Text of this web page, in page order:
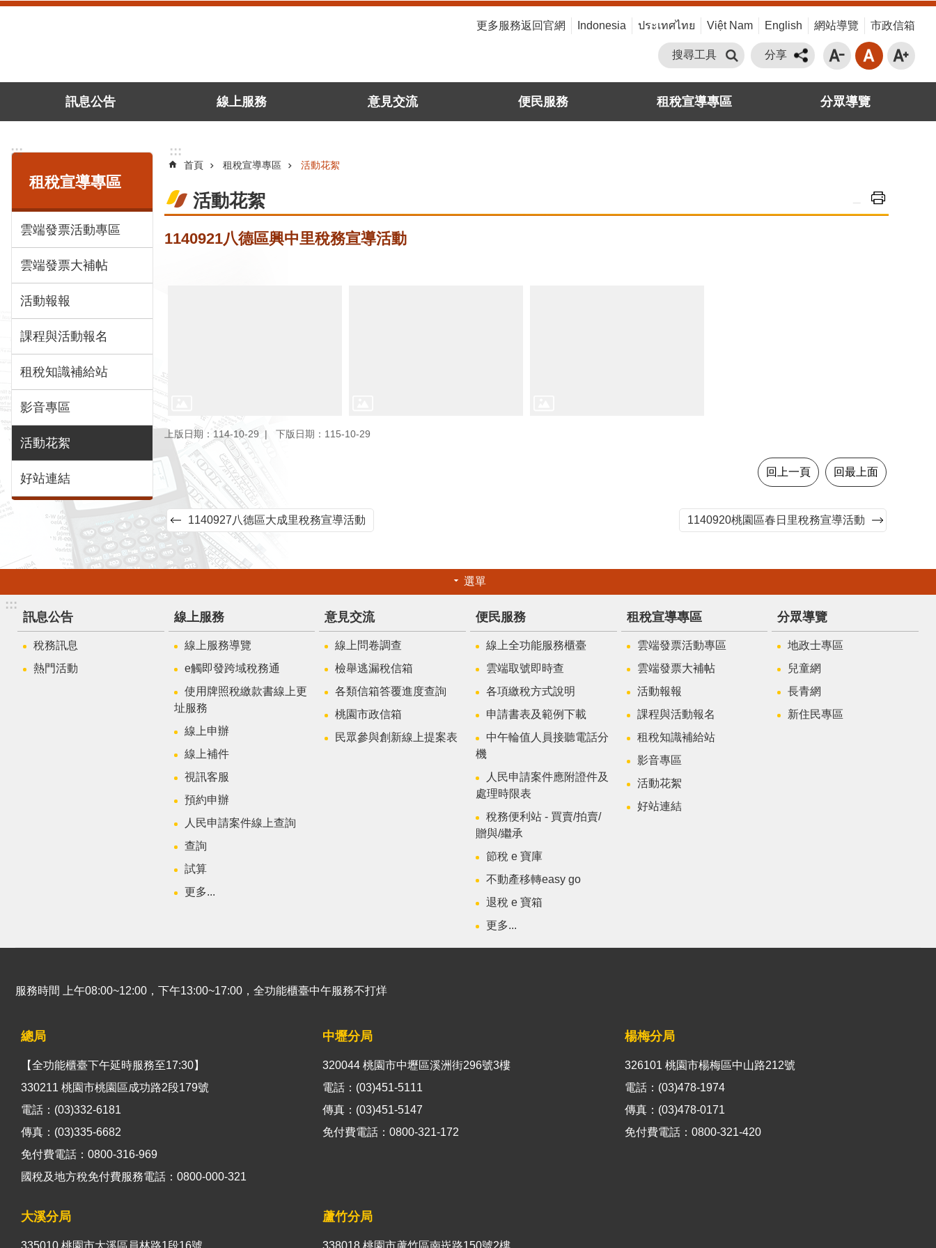
更多服務返回官網 Indonesia ประเทศไทย Việt Nam English 網站導覽 市政信箱
搜尋工具 分享
訊息公告 線上服務 意見交流 便民服務 租稅宣導專區 分眾導覽
:::
租稅宣導專區
雲端發票活動專區
雲端發票大補帖
活動報報
課程與活動報名
租稅知識補給站
影音專區
活動花絮
好站連結
:::
首頁 租稅宣導專區 活動花絮
活動花絮
1140921八德區興中里稅務宣導活動
上版日期：114-10-29 下版日期：115-10-29
回上一頁 回最上面
1140927八德區大成里稅務宣導活動 1140920桃園區春日里稅務宣導活動
選單
:::
訊息公告
稅務訊息
熱門活動
線上服務
線上服務導覽
e觸即發跨域稅務通
使用牌照稅繳款書線上更
址服務
線上申辦
線上補件
視訊客服
預約申辦
人民申請案件線上查詢
查詢
試算
更多...
意見交流
線上問卷調查
檢舉逃漏稅信箱
各類信箱答覆進度查詢
桃園市政信箱
民眾參與創新線上提案表
便民服務
線上全功能服務櫃臺
雲端取號即時查
各項繳稅方式說明
申請書表及範例下載
中午輪值人員接聽電話分
機
人民申請案件應附證件及
處理時限表
稅務便利站 - 買賣/拍賣/
贈與/繼承
節稅 e 寶庫
不動產移轉easy go
退稅 e 寶箱
更多...
租稅宣導專區
雲端發票活動專區
雲端發票大補帖
活動報報
課程與活動報名
租稅知識補給站
影音專區
活動花絮
好站連結
分眾導覽
地政士專區
兒童網
長青網
新住民專區
服務時間 上午08:00~12:00，下午13:00~17:00，全功能櫃臺中午服務不打烊
總局
【全功能櫃臺下午延時服務至17:30】
330211 桃園市桃園區成功路2段179號
電話：(03)332-6181
傳真：(03)335-6682
免付費電話：0800-316-969
國稅及地方稅免付費服務電話：0800-000-321
中壢分局
320044 桃園市中壢區溪洲街296號3樓
電話：(03)451-5111
傳真：(03)451-5147
免付費電話：0800-321-172
楊梅分局
326101 桃園市楊梅區中山路212號
電話：(03)478-1974
傳真：(03)478-0171
免付費電話：0800-321-420
大溪分局 蘆竹分局